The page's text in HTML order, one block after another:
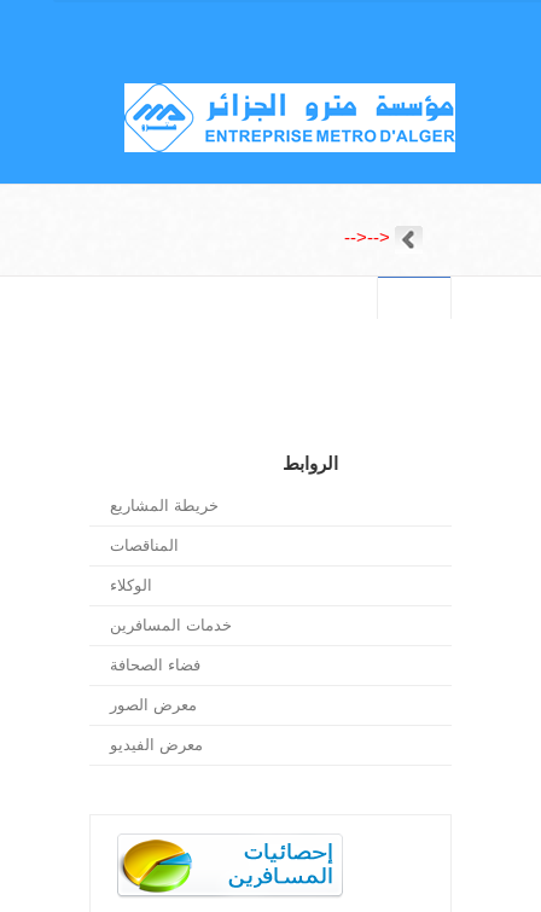
-->-->
الروابط
خريطة المشاريع
المناقصات
الوكلاء
خدمات المسافرين
فضاء الصحافة
معرض الصور
معرض الفيديو